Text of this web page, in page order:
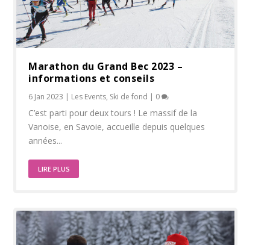
Marathon du Grand Bec 2023 –
informations et conseils
6 Jan 2023 | Les Events, Ski de fond | 0
C’est parti pour deux tours ! Le massif de la
Vanoise, en Savoie, accueille depuis quelques
années...
LIRE PLUS